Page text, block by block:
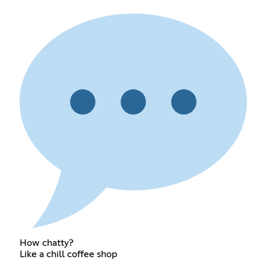
How chatty?
Like a chill coffee shop